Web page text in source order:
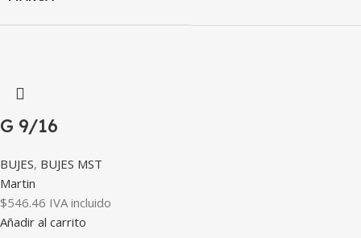
G 9/16
BUJES, BUJES MST
Martin
$546.46 IVA incluido
Añadir al carrito